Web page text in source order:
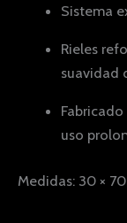
Sistema
Rieles
suavidad
uso
Medidas: 30 ×